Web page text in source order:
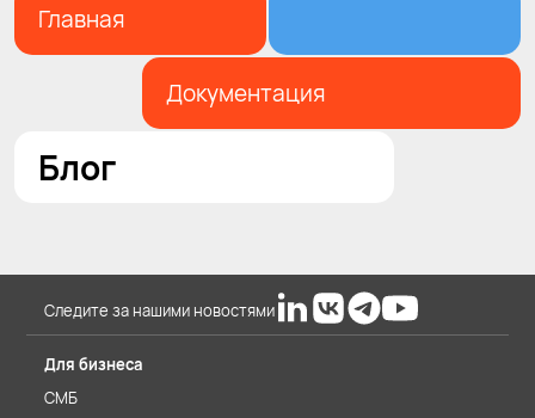
Главная
Документация
Блог
Следите за нашими новостями
Для бизнеса
СМБ